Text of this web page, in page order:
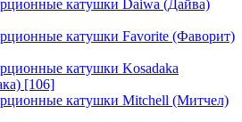
катушки Daiwa (Дайва)
катушки Favorite (Фаворит)
катушки Kosadaka
[106]
катушки Mitchell (Митчел)